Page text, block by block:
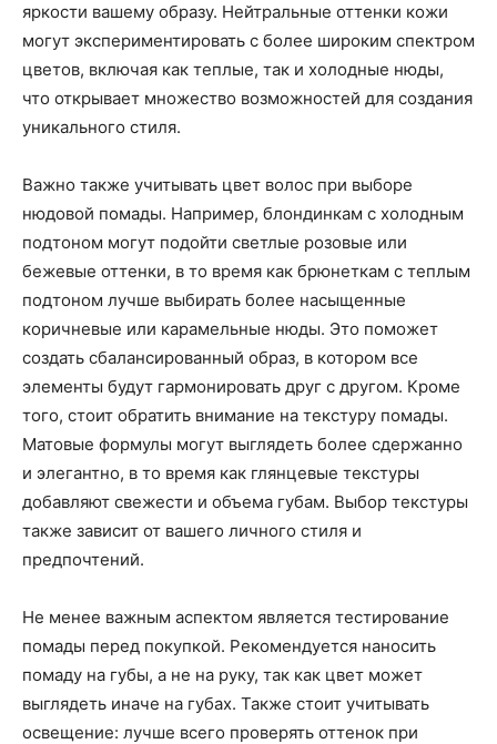
яркости вашему образу. Нейтральные оттенки кожи
могут экспериментировать с более широким спектром
цветов, включая как теплые, так и холодные нюды,
что открывает множество возможностей для создания
уникального стиля.
Важно также учитывать цвет волос при выборе
нюдовой помады. Например, блондинкам с холодным
подтоном могут подойти светлые розовые или
бежевые оттенки, в то время как брюнеткам с теплым
подтоном лучше выбирать более насыщенные
коричневые или карамельные нюды. Это поможет
создать сбалансированный образ, в котором все
элементы будут гармонировать друг с другом. Кроме
того, стоит обратить внимание на текстуру помады.
Матовые формулы могут выглядеть более сдержанно
и элегантно, в то время как глянцевые текстуры
добавляют свежести и объема губам. Выбор текстуры
также зависит от вашего личного стиля и
предпочтений.
Не менее важным аспектом является тестирование
помады перед покупкой. Рекомендуется наносить
помаду на губы, а не на руку, так как цвет может
выглядеть иначе на губах. Также стоит учитывать
освещение: лучше всего проверять оттенок при